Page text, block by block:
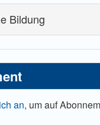
Bildung
an, um auf